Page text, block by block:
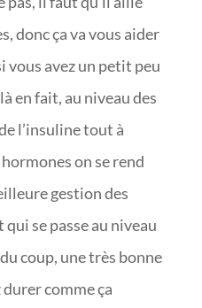
donc ça va vous aider
vous avez un petit peu
en fait, au niveau des
l’insuline tout à
on se rend
gestion des
se passe au niveau
coup, une très bonne
comme ça